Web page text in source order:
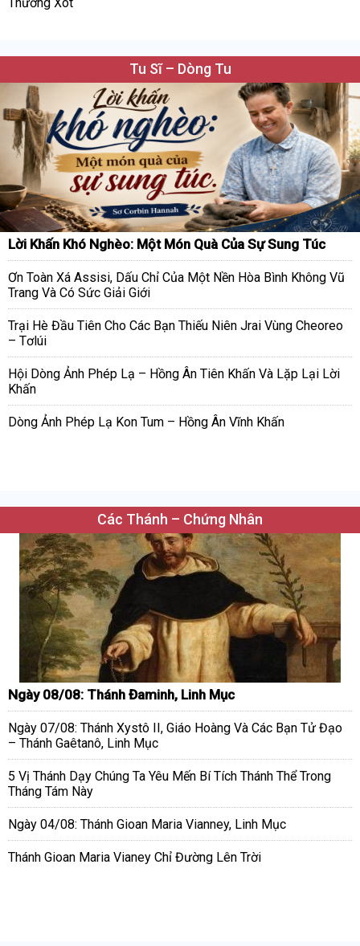
Tu Sĩ – Dòng Tu
Lời Khấn Khó Nghèo: Một Món Quà Của Sự Sung Túc
Ơn Toàn Xá Assisi, Dấu Chỉ Của Một Nền Hòa Bình Không Vũ
Trang Và Có Sức Giải Giới
Trại Hè Đầu Tiên Cho Các Bạn Thiếu Niên Jrai Vùng Cheoreo
– Tơlúi
Hội Dòng Ảnh Phép Lạ – Hồng Ân Tiên Khấn Và Lặp Lại Lời
Khấn
Dòng Ảnh Phép Lạ Kon Tum – Hồng Ân Vĩnh Khấn
Các Thánh – Chứng Nhân
Ngày 08/08: Thánh Đaminh, Linh Mục
Ngày 07/08: Thánh Xystô II, Giáo Hoàng Và Các Bạn Tử Đạo
– Thánh Gaêtanô, Linh Mục
5 Vị Thánh Dạy Chúng Ta Yêu Mến Bí Tích Thánh Thể Trong
Tháng Tám Này
Ngày 04/08: Thánh Gioan Maria Vianney, Linh Mục
Thánh Gioan Maria Vianey Chỉ Đường Lên Trời